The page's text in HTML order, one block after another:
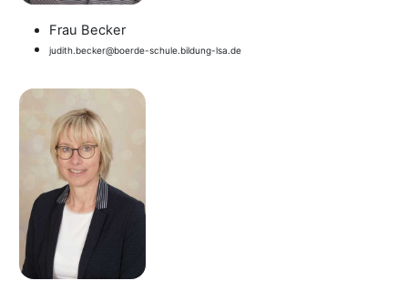
Frau Becker
judith.becker@boerde-schule.bildung-lsa.de